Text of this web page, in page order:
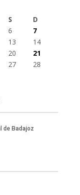
S
D
6
7
13
14
20
21
27
28